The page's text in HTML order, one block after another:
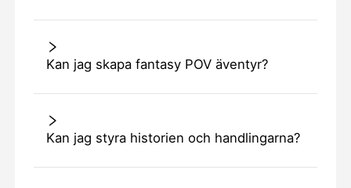
Kan jag skapa fantasy POV äventyr?
Kan jag styra historien och handlingarna?